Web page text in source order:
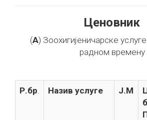
Ценовник
(А) Зоохигијеничарске
радном времену
Р.бр Назив услуге Ј.М